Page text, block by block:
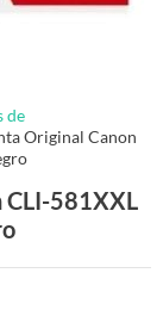
de
Original Canon
CLI-581XXL